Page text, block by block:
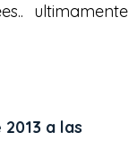
ultimamente
a las